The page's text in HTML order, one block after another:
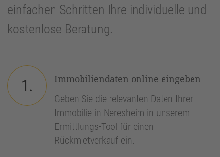
einfachen Schritten Ihre individuelle und
kostenlose Beratung.
1.
Immobiliendaten online eingeben
Geben Sie die relevanten Daten Ihrer
Immobilie in Neresheim in unserem
Ermittlungs-Tool für einen
Rückmietverkauf ein.